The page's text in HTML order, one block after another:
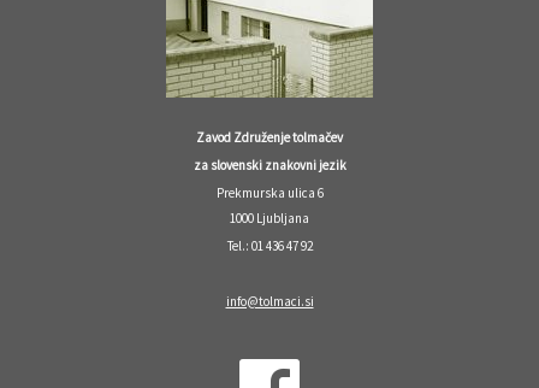
Zavod Združenje tolmačev
za slovenski znakovni jezik
Prekmurska ulica 6
1000 Ljubljana
Tel.: 01 436 47 92
info@tolmaci.si